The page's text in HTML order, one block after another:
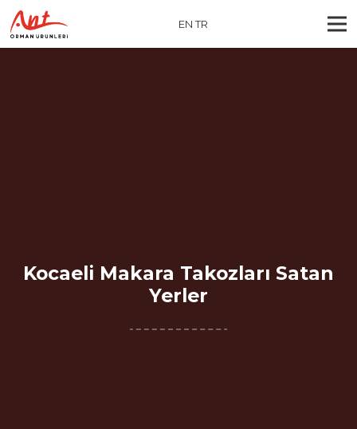
EN TR
Kocaeli Makara Takozları Satan
Yerler